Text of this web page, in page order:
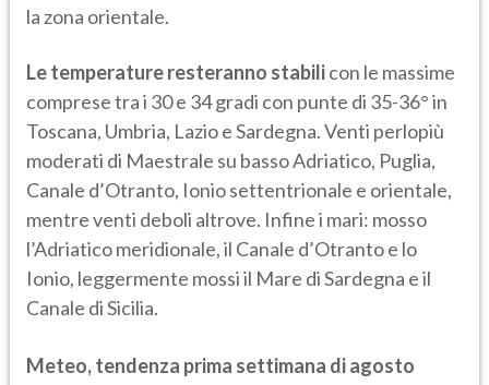
la zona orientale.
Le temperature resteranno stabilicon le massime
comprese tra i 30 e 34 gradi con punte di 35-36° in
Toscana, Umbria, Lazio e Sardegna. Venti perlopiù
moderati di Maestrale su basso Adriatico, Puglia,
Canale d’Otranto, Ionio settentrionale e orientale,
mentre venti deboli altrove. Infine i mari: mosso
l’Adriatico meridionale, il Canale d’Otranto e lo
Ionio, leggermente mossi il Mare di Sardegna e il
Canale di Sicilia.
Meteo, tendenza prima settimana di agosto